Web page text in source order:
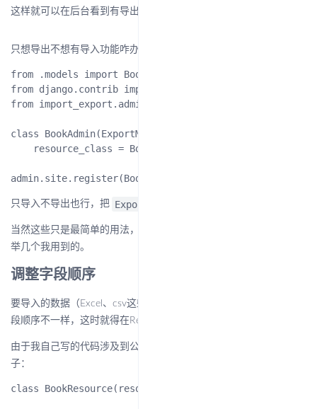
这样就可以在后台看到有导出和导入的按钮了。
只想导出不想有导入功能咋办，改成这样：
from .models import Book
from django.contrib import admin
from import_export.admin import ExportMixin
class BookAdmin(ExportMixin, admin.ModelAdmin):
    resource_class = BookResource
只导入不导出也行，把 ExportMixin
当然这些只是最简单的用法，实际需求是比较复杂的，接下来我列
举几个我用到的。
调整字段顺序
要导入的数据（Excel、csv这些），可能字段顺序和Model定义的字
段顺序不一样，这时就得在Resource里手动调整一下
由于我自己写的代码涉及到公司业务，所以继续借用官网的代码例
子：
class BookResource(resources.ModelResource):